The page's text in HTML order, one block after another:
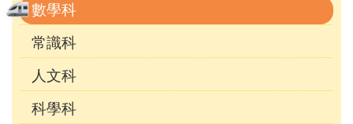
數學科
常識科
人文科
科學科